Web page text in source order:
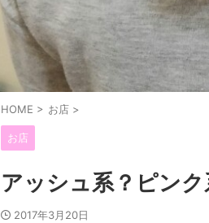
HOME > お店 >
お店
アッシュ系？ピンク
2017年3月20日